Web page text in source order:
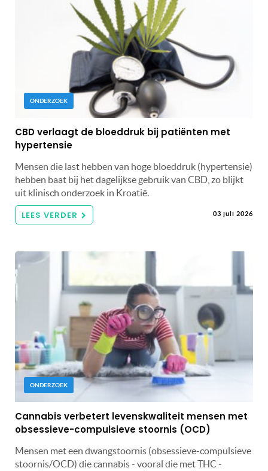
ONDERZOEK
CBD verlaagt de bloeddruk bij patiënten met
hypertensie
Mensen die last hebben van hoge bloeddruk (hypertensie)
hebben baat bij het dagelijkse gebruik van CBD, zo blijkt
uit klinisch onderzoek in Kroatië.
LEES VERDER 03 juli 2026
ONDERZOEK
Cannabis verbetert levenskwaliteit mensen met
obsessieve-compulsieve stoornis (OCD)
Mensen met een dwangstoornis (obsessieve-compulsieve
stoornis/OCD) die cannabis - vooral die met THC -